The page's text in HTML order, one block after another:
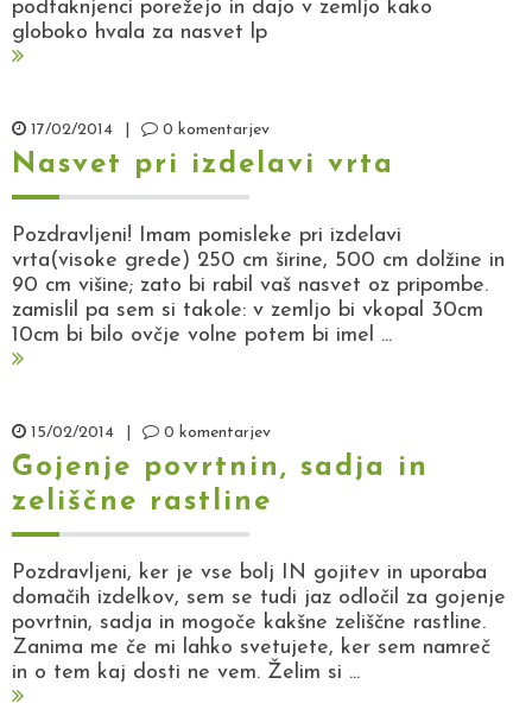
podtaknjenci porežejo in dajo v zemljo kako
globoko hvala za nasvet lp
17/02/2014 0 komentarjev
Nasvet pri izdelavi vrta
Pozdravljeni! Imam pomisleke pri izdelavi
vrta(visoke grede) 250 cm širine, 500 cm dolžine in
90 cm višine; zato bi rabil vaš nasvet oz pripombe.
zamislil pa sem si takole: v zemljo bi vkopal 30cm
10cm bi bilo ovčje volne potem bi imel ...
15/02/2014 0 komentarjev
Gojenje povrtnin, sadja in
zeliščne rastline
Pozdravljeni, ker je vse bolj IN gojitev in uporaba
domačih izdelkov, sem se tudi jaz odločil za gojenje
povrtnin, sadja in mogoče kakšne zeliščne rastline.
Zanima me če mi lahko svetujete, ker sem namreč
in o tem kaj dosti ne vem. Želim si ...